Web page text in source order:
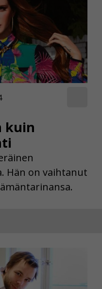
kuin
Hän on vaihtanut